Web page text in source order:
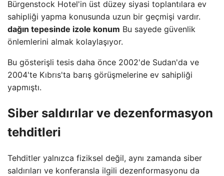
Bürgenstock Hotel'in üst düzey siyasi toplantılara ev
sahipliği yapma konusunda uzun bir geçmişi vardır.
dağın tepesinde izole konum Bu sayede güvenlik
önlemlerini almak kolaylaşıyor.
Bu gösterişli tesis daha önce 2002'de Sudan'da ve
2004'te Kıbrıs'ta barış görüşmelerine ev sahipliği
yapmıştı.
Siber saldırılar ve dezenformasyon
tehditleri
Tehditler yalnızca fiziksel değil, aynı zamanda siber
saldırıları ve konferansla ilgili dezenformasyonu da